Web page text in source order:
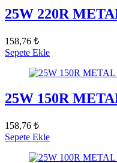
25W 220R
158,76 ₺
Sepete Ekle
25W 150R
158,76 ₺
Sepete Ekle